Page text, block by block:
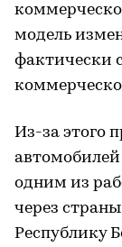
модель
фактически
Из-за этого
одним из
через
Республику